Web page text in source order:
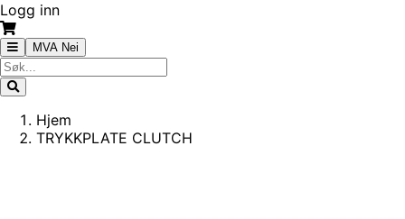
Logg inn
MVA Nei
Hjem
TRYKKPLATE CLUTCH